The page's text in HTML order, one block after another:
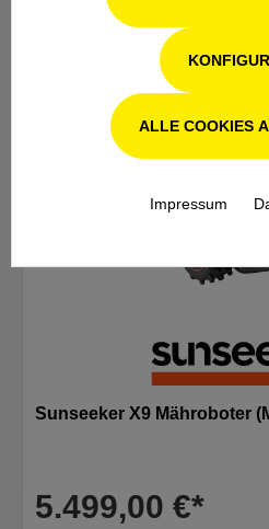
Sunseeker X9 Mähroboter
5.499,00 €*
ALLE COOKIES
Impressum